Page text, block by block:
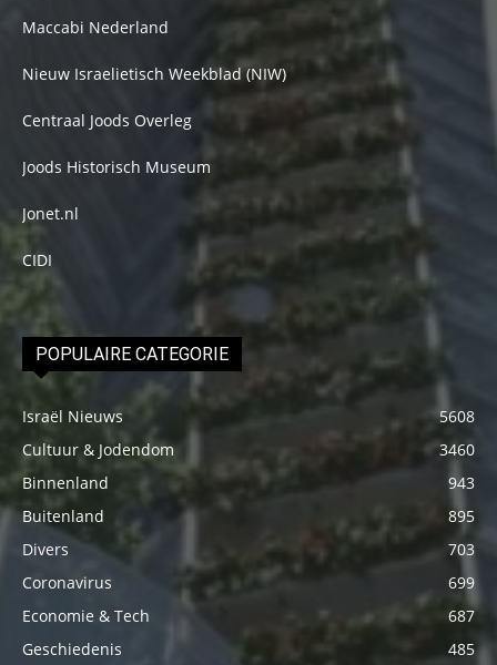
Maccabi Nederland
Nieuw Israelietisch Weekblad (NIW)
Centraal Joods Overleg
Joods Historisch Museum
Jonet.nl
CIDI
POPULAIRE CATEGORIE
Israël Nieuws
5608
Cultuur & Jodendom
3460
Binnenland
943
Buitenland
895
Divers
703
Coronavirus
699
Economie & Tech
687
Geschiedenis
485